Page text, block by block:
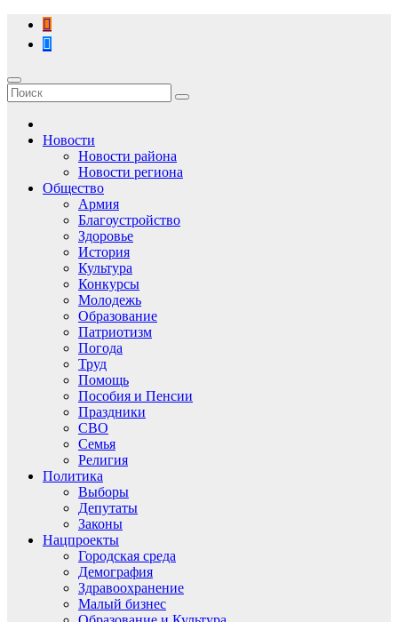
Перейти
содержимому
Новости
Новости района
Новости региона
Общество
Армия
Благоустройство
Здоровье
История
Культура
Конкурсы
Молодежь
Образование
Патриотизм
Погода
Труд
Помощь
Пособия и Пенсии
Праздники
СВО
Семья
Религия
Политика
Выборы
Депутаты
Законы
Нацпроекты
Городская среда
Демография
Здравоохранение
Малый бизнес